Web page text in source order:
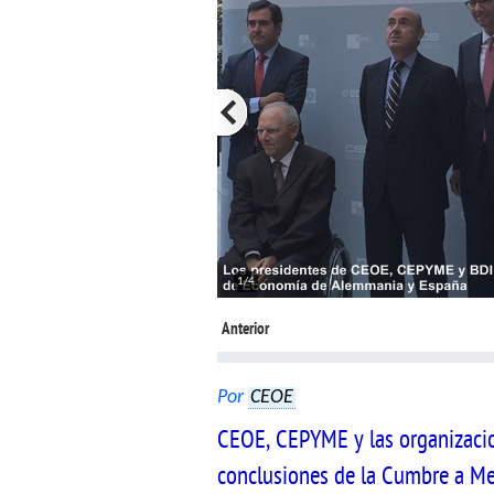
1/4
Anterior
Por CEOE
CEOE, CEPYME y las
conclusiones de la Cumbre a